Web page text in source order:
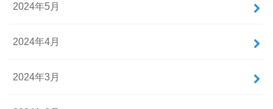
2024年5月
2024年4月
2024年3月